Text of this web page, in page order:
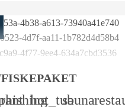
hot_tubsauna